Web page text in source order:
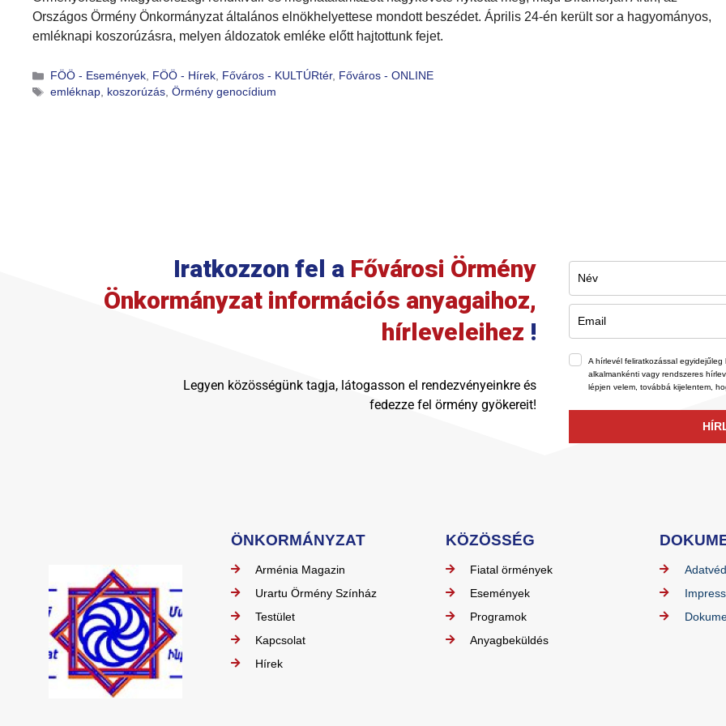
Országos Örmény Önkormányzat általános elnökhelyettese mondott beszédet. Április 24-én került sor a hagyományos,
emléknapi koszorúzásra, melyen áldozatok emléke előtt hajtottunk fejet.
FÖÖ - Események, FÖÖ - Hírek, Főváros - KULTÚRtér, Főváros - ONLINE
emléknap, koszorúzás, Örmény genocídium
Iratkozzon fel a Fővárosi Örmény
Önkormányzat információs anyagaihoz,
hírleveleihez !
Legyen közösségünk tagja, látogasson el rendezvényeinkre és
fedezze fel örmény gyökereit!
A hírlevél feliratkozással
alkalmankénti vagy rendszeres
lépjen velem, továbbá kijelentem,
ÖNKORMÁNYZAT
Arménia Magazin
Urartu Örmény Színház
Testület
Kapcsolat
Hírek
KÖZÖSSÉG
Fiatal örmények
Események
Programok
Anyagbeküldés